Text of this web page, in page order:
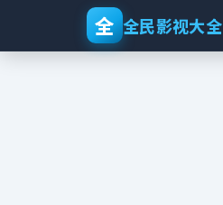
全 全民影视大全